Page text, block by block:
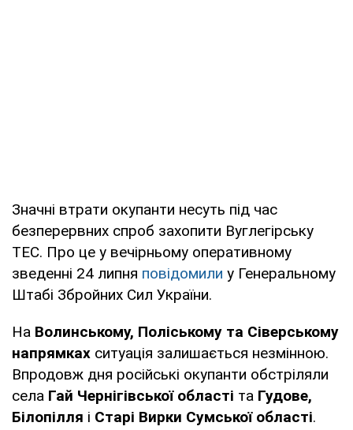
Значні втрати окупанти несуть під час
безперервних спроб захопити Вуглегірську
ТЕС. Про це у вечірньому оперативному
зведенні 24 липня повідомили у Генеральному
Штабі Збройних Сил України.
На Волинському, Поліському та Сіверському
напрямках ситуація залишається незмінною.
Впродовж дня російські окупанти обстріляли
села Гай Чернігівської області та Гудове,
Білопілля і Старі Вирки Сумської області.